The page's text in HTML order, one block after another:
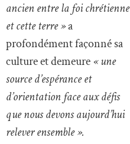
ancien entre la foi chrétienne
et cette terre »a
profondément façonné sa
culture et demeure« une
source d’espérance et
d’orientation face aux défis
que nous devons aujourd’hui
relever ensemble ».